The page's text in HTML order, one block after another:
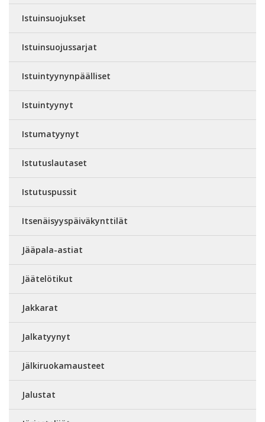
Istuinsuojukset
Istuinsuojussarjat
Istuintyynynpäälliset
Istuintyynyt
Istumatyynyt
Istutuslautaset
Istutuspussit
Itsenäisyyspäiväkynttilät
Jääpala-astiat
Jäätelötikut
Jakkarat
Jalkatyynyt
Jälkiruokamausteet
Jalustat